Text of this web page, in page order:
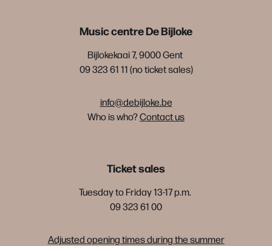
Music centre De Bijloke
Bijlokekaai 7, 9000 Gent
09 323 61 11 (no ticket sales)
info@debijloke.be
Who is who?Contact us
Ticket sales
Tuesday to Friday 13-17 p.m.
09 323 61 00
Adjusted opening times during the summer